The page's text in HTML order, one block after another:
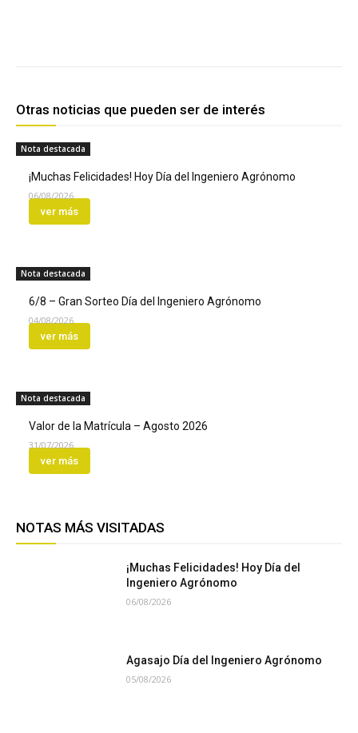
Otras noticias que pueden ser de interés
Nota destacada
¡Muchas Felicidades! Hoy Día del Ingeniero Agrónomo
06/08/2026
ver más
Nota destacada
6/8 – Gran Sorteo Día del Ingeniero Agrónomo
04/08/2026
ver más
Nota destacada
Valor de la Matrícula – Agosto 2026
31/07/2026
ver más
NOTAS MÁS VISITADAS
¡Muchas Felicidades! Hoy Día del
Ingeniero Agrónomo
06/08/2026
Agasajo Día del Ingeniero Agrónomo
05/08/2026